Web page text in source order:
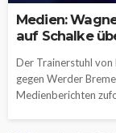
Medien:
auf Schalke
Der Trainerstuhl von
gegen Werder
Medienberichten